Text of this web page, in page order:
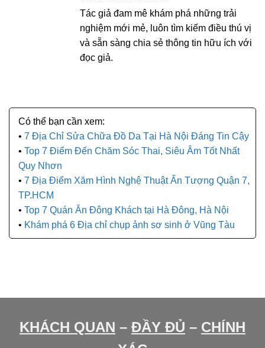
Tác giả đam mê khám phá những trải
nghiệm mới mẻ, luôn tìm kiếm điều thú vị
và sẵn sàng chia sẻ thông tin hữu ích với
đọc giả.
7 Địa Chỉ Sửa Chữa Đồ Da Tại Hà Nội Đáng Tin Cậy
Top 7 Điểm Đến Chăm Sóc Thai, Siêu Âm Tốt Nhất
Quy Nhơn
7 Địa Điểm Xăm Hình Nghệ Thuật Ấn Tượng Quận 7,
TP.HCM
Top 7 Quán Ăn Đông Khách tại Hà Đông, Hà Nội
Khám phá 6 Địa chỉ chụp ảnh sơ sinh ở Vũng Tàu
KHÁCH QUAN – ĐẦY ĐỦ – CHÍNH